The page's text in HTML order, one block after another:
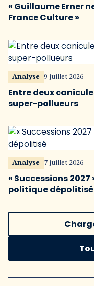
« Guillaume Erner
France Culture »
Analyse 9 juillet 2026
Entre deux
super-pollueurs
Analyse 7 juillet 2026
« Successions
politique dépolitisé